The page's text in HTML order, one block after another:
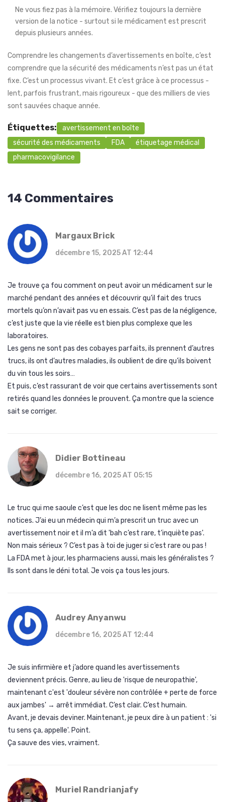
Ne vous fiez pas à la mémoire. Vérifiez toujours la dernière
version de la notice - surtout si le médicament est prescrit
depuis plusieurs années.
Comprendre les changements d’avertissements en boîte, c’est
comprendre que la sécurité des médicaments n’est pas un état
fixe. C’est un processus vivant. Et c’est grâce à ce processus -
lent, parfois frustrant, mais rigoureux - que des milliers de vies
sont sauvées chaque année.
Étiquettes:
avertissement en boîte
sécurité des médicaments
FDA
étiquetage médical
pharmacovigilance
14 Commentaires
Margaux Brick
décembre 15, 2025 AT 12:44
Je trouve ça fou comment on peut avoir un médicament sur le
marché pendant des années et découvrir qu’il fait des trucs
mortels qu’on n’avait pas vu en essais. C’est pas de la négligence,
c’est juste que la vie réelle est bien plus complexe que les
laboratoires.
Les gens ne sont pas des cobayes parfaits, ils prennent d’autres
trucs, ils ont d’autres maladies, ils oublient de dire qu’ils boivent
du vin tous les soirs…
Et puis, c’est rassurant de voir que certains avertissements sont
retirés quand les données le prouvent. Ça montre que la science
sait se corriger.
Didier Bottineau
décembre 16, 2025 AT 05:15
Le truc qui me saoule c’est que les doc ne lisent même pas les
notices. J’ai eu un médecin qui m’a prescrit un truc avec un
avertissement noir et il m’a dit 'bah c’est rare, t’inquiète pas'.
Non mais sérieux ? C’est pas à toi de juger si c’est rare ou pas !
La FDA met à jour, les pharmaciens aussi, mais les généralistes ?
Ils sont dans le déni total. Je vois ça tous les jours.
Audrey Anyanwu
décembre 16, 2025 AT 12:44
Je suis infirmière et j’adore quand les avertissements
deviennent précis. Genre, au lieu de 'risque de neuropathie',
maintenant c'est 'douleur sévère non contrôlée + perte de force
aux jambes' → arrêt immédiat. C’est clair. C’est humain.
Avant, je devais deviner. Maintenant, je peux dire à un patient : 'si
tu sens ça, appelle'. Point.
Ça sauve des vies, vraiment.
Muriel Randrianjafy